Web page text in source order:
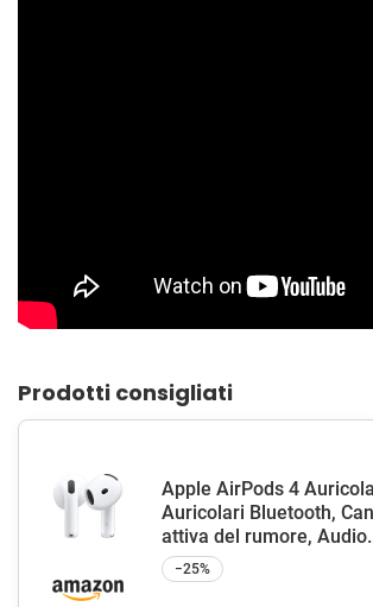
Prodotti consigliati
Apple AirPods 4
Auricolari Bluetooth,
attiva del rumore,
−25%